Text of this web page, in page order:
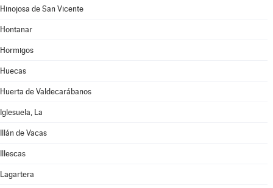
Hinojosa de San Vicente
Hontanar
Hormigos
Huecas
Huerta de Valdecarábanos
Iglesuela, La
Illán de Vacas
Illescas
Lagartera